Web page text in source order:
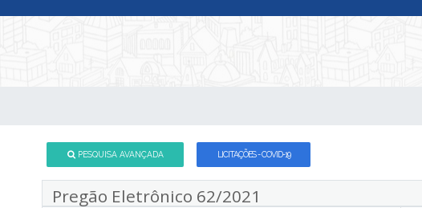
PESQUISA AVANÇADA LICITAÇÕES - COVID-19
Pregão Eletrônico 62/2021